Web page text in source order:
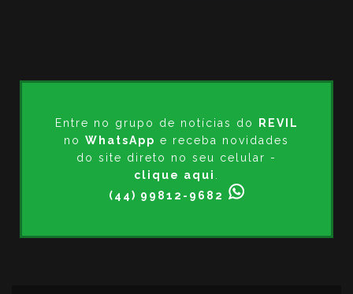
Entre no grupo de notícias do
REVIL
no WhatsApp e receba novidades
do site direto no seu celular -
clique aqui
(44) 99812-9682